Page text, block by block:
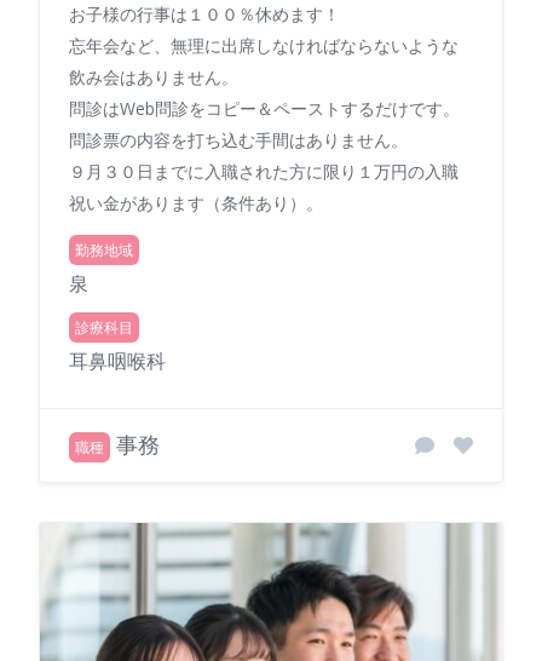
お子様の行事は１００％休めます！
忘年会など、無理に出席しなければならないような
飲み会はありません。
問診はWeb問診をコピー＆ペーストするだけです。
問診票の内容を打ち込む手間はありません。
９月３０日までに入職された方に限り１万円の入職
祝い金があります（条件あり）。
勤務地域
泉
診療科目
耳鼻咽喉科
職種 事務